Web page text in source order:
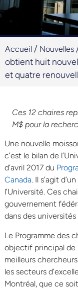
Accueil / Nouvelles
obtient huit
et quatre
Ces 12 chaires
M$ pour la
Une nouvelle
c’est le bilan de
d’avril 2017 du
Canada. Il s’agit
l’Université. Ces
gouvernement
dans des
Le Programme des
objectif principal de
meilleurs
les secteurs
Montréal, que ce